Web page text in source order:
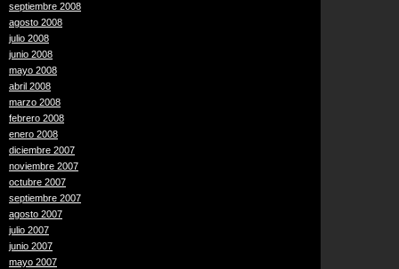
septiembre 2008
agosto 2008
julio 2008
junio 2008
mayo 2008
abril 2008
marzo 2008
febrero 2008
enero 2008
diciembre 2007
noviembre 2007
octubre 2007
septiembre 2007
agosto 2007
julio 2007
junio 2007
mayo 2007